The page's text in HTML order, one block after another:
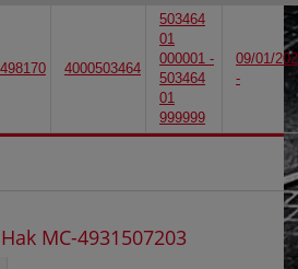
4000503464
503464
01
000001 -
503464
01
999999
09/01/
-
MC-4931507203